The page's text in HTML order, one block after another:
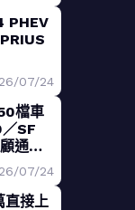
PHEV
07/24
檔車
SF
通勤
07/24
直接上